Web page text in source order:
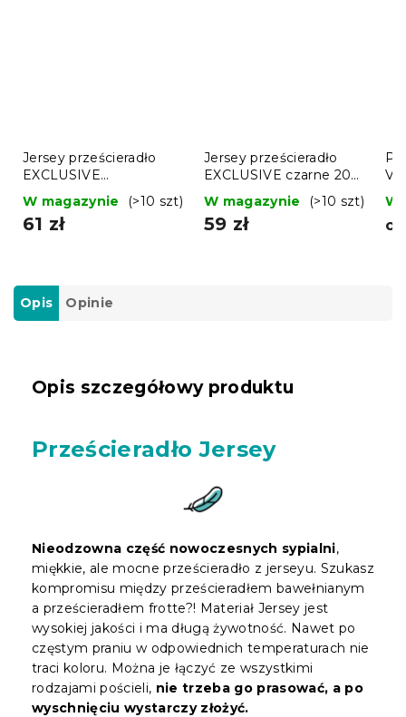
Jersey prześcieradło
EXCLUSIVE
musztardowe 200 x 220
cm
W magazynie (>10 szt)
61 zł
Jersey prześcieradło
EXCLUSIVE czarne 200
W magazynie (>10 szt)
59 zł
W
od
Opis Opinie
Opis szczegółowy produktu
Prześcieradło Jersey
Nieodzowna część nowoczesnych sypialni,
miękkie, ale mocne prześcieradło z jerseyu. Szukasz
kompromisu między prześcieradłem bawełnianym
a prześcieradłem frotte?! Materiał Jersey jest
wysokiej jakości i ma długą żywotność. Nawet po
częstym praniu w odpowiednich temperaturach nie
traci koloru. Można je łączyć ze wszystkimi
rodzajami pościeli, nie trzeba go prasować, a po
wyschnięciu wystarczy złożyć.